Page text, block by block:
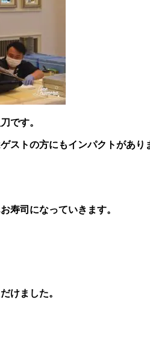
です。
ストの方にもインパクトがあり
寿司になっていきます。
けました。